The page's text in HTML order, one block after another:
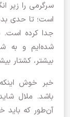
سرگرمی را زیر
است؛ تا حدی
جدا کرده است.
شده‌ایم و به
بیشتر،‌ کشتار
خبر خوش
باشد. ملال
آن‌طور که باید